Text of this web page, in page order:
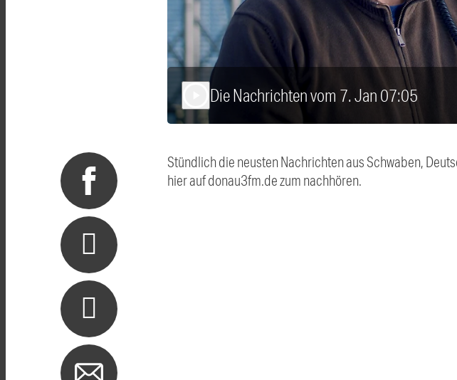
Die Nachrichten vom 7. Jan 07:05
Stündlich die neusten Nachrichten aus Schwaben,
hier auf donau3fm.de zum nachhören.